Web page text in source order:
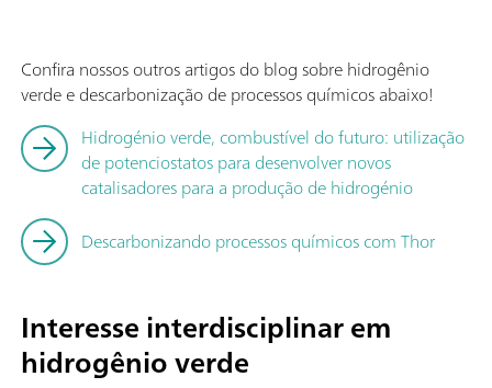
Confira nossos outros artigos do blog sobre hidrogênio
verde e descarbonização de processos químicos abaixo!
Hidrogénio verde, combustível do futuro: utilização
de potenciostatos para desenvolver novos
catalisadores para a produção de hidrogénio
Descarbonizando processos químicos com Thor
Interesse interdisciplinar em
hidrogênio verde